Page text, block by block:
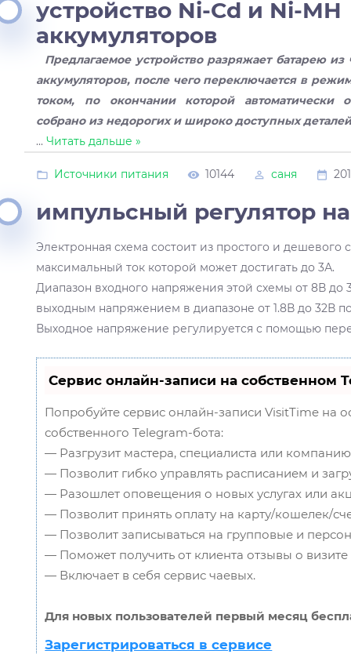
устройство Ni-Cd и Ni-MH
аккумуляторов
Предлагаемое устройство разряжает батарею
аккумуляторов, после чего переключается в
током, по окончании которой автоматически
собрано из недорогих и широко доступных
...Читать дальше »
Источники питания 10144 саня
импульсный регулятор на
Электронная схема состоит из простого и дешевого
максимальный ток которой может достигать до 3А.
Диапазон входного напряжения этой схемы от 8В до
выходным напряжением в диапазоне от 1.8В до 32В
Выходное напряжение регулируется с помощью
Сервис онлайн-записи на собственном
Попробуйте сервис онлайн-записи VisitTime на
собственного Telegram-бота:
— Разгрузит мастера, специалиста или
— Позволит гибко управлять расписанием и
— Разошлет оповещения о новых услугах или
— Позволит принять оплату на карту/кошелек/
— Позволит записываться на групповые и
— Поможет получить от клиента отзывы о визите
— Включает в себя сервис чаевых.
Для новых пользователей первый месяц
Зарегистрироваться в сервисе